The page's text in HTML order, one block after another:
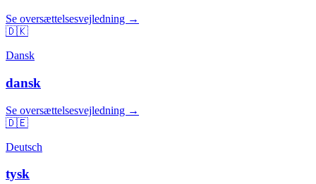
Se oversættelsesvejledning →
🇩🇰
Dansk
dansk
Se oversættelsesvejledning →
🇩🇪
Deutsch
tysk